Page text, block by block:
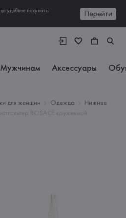
удобнее покупать
Перейти
Мужчинам Аксессуары
для женщин Одежда
Нижнее
ROSACE кружевной